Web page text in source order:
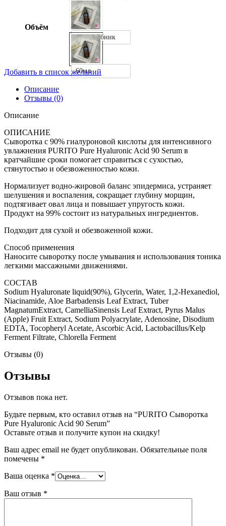
Объём
1мл пробник
60мл
Добавить в список желаний
Описание
Отзывы (0)
Описание
ОПИСАНИЕ
Сыворотка с 90% гиалуроновой кислоты для интенсивного
увлажнения PURITO Pure Hyaluronic Acid 90 Serum в
кратчайшие сроки помогает справиться с сухостью,
стянутостью и обезвоженностью кожи.
Нормализует водно-жировой баланс эпидермиса, устраняет
шелушения и воспаления, сокращает глубину морщин,
подтягивает овал лица и повышает упругость кожи.
Продукт на 99% состоит из натуральных ингредиентов.
Подходит для сухой и обезвоженной кожи.
Способ применения
Наносите сыворотку после умывания и использования тоника
легкими массажными движениями.
СОСТАВ
Sodium Hyaluronate liquid(90%), Glycerin, Water, 1,2-Hexanediol,
Niacinamide, Aloe Barbadensis Leaf Extract, Tuber
MagnatumExtract, CamelliaSinensis Leaf Extract, Pyrus Malus
(Apple) Fruit Extract, Sodium Polyacrylate, Adenosine, Disodium
EDTA, Tocopheryl Acetate, Ascorbic Acid, Lactobacillus/Kelp
Ferment Filtrate, Chlorella Ferment
Отзывы (0)
Отзывы
Отзывов пока нет.
Будьте первым, кто оставил отзыв на “PURITO Сыворотка
Pure Hyaluronic Acid 90 Serum”
Оставьте отзыв и получите купон на скидку!
Ваш адрес email не будет опубликован. Обязательные поля
помечены *
Ваша оценка *
Ваш отзыв *